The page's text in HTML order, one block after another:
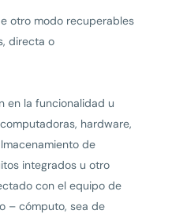
otro modo recuperables
directa o
en la funcionalidad u
hardware,
de
integrados u otro
con el equipo de
– cómputo, sea de